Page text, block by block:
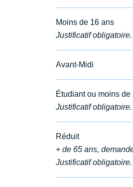
Moins de 16 ans
Justificatif obligatoire.
Avant-Midi
Étudiant ou moins de
Justificatif obligatoire.
Réduit
+ de 65 ans,
Justificatif obligatoire.